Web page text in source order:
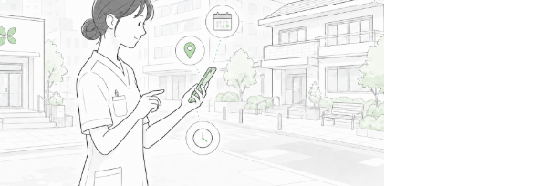
病院 気になる
思温病院
医療法人嘉健会
最寄り
花園町駅周辺
病院名の通り「思いやりの心」を最優先にしている職場で
す。スタッフ同士が自然と声を掛け合い、助け合う文化が
当たり前のように根付いている、とてもアットホームな雰
囲気ですよ。
… 詳しく見る